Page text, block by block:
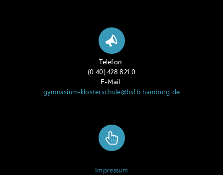
Telefon:
(0 40) 428 821 0
E-Mail:
gymnasium-klosterschule@bsfb.hamburg.de
Impressum